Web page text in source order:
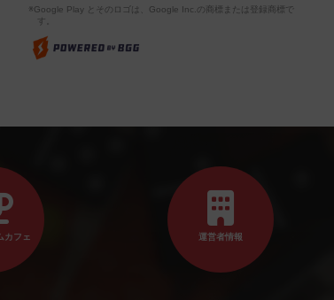
※Google Play とそのロゴは、Google Inc.の商標または登録商標で
す。
カフェ 運営者情報